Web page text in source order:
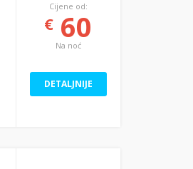
Cijene od:
€ 60
Na noć
DETALJNIJE